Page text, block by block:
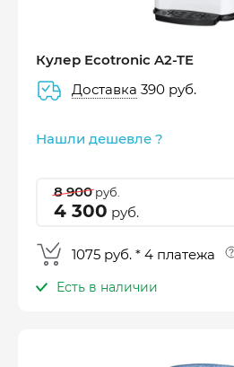
Кулер Ecotronic A2-TE
Доставка 390 руб.
Нашли дешевле ?
8 900руб.
4 300 руб.
1075 руб. * 4 платежа
Платеж
сегодня
Через 2
недели
Есть в наличии